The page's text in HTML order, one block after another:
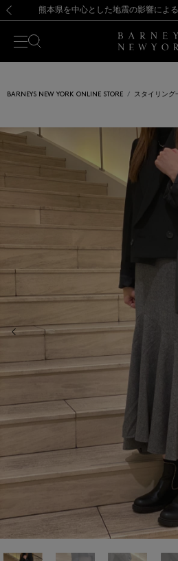
熊本県を中心とした地震の影響によ
【開催中】SUMMER SALEの
BARNEYS NEW YORK ONLINE STORE スタイリング
前の画像